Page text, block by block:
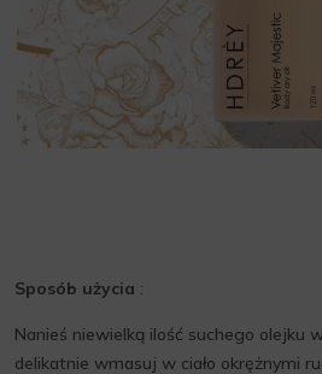
Sposób użycia :
Nanieś niewielką ilość suchego olejku
delikatnie wmasuj w ciało okrężnymi